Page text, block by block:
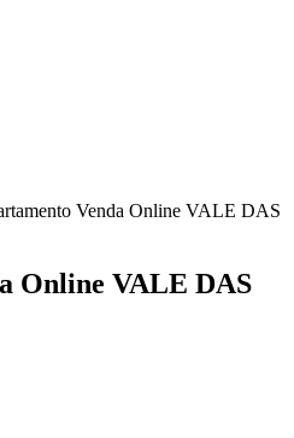
Venda Online VALE DAS
Online VALE DAS